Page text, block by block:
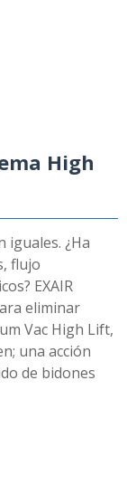
High
iguales. ¿Ha
flujo
EXAIR
eliminar
Vac High Lift,
una acción
de bidones